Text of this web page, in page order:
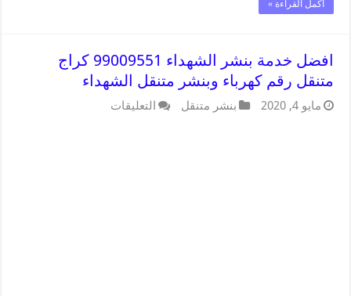
أكمل القراءة »
افضل خدمة بنشر الشهداء 99009551 كراج
متنقل رقم كهرباء وبنشر متنقل الشهداء
مايو 4, 2020 بنشر متنقل التعليقات